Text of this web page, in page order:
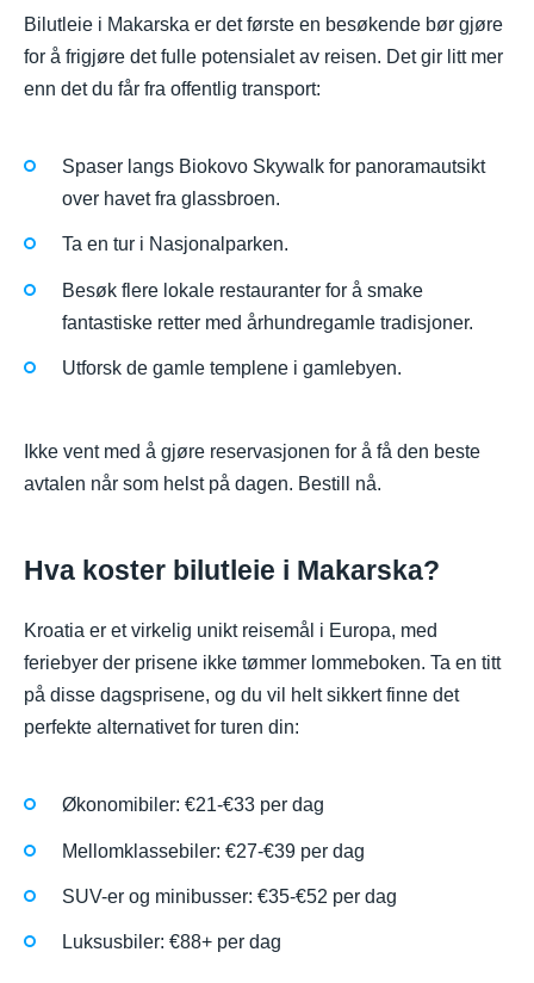
Bilutleie i Makarska er det første en besøkende bør gjøre
for å frigjøre det fulle potensialet av reisen. Det gir litt mer
enn det du får fra offentlig transport:
Spaser langs Biokovo Skywalk for panoramautsikt
over havet fra glassbroen.
Ta en tur i Nasjonalparken.
Besøk flere lokale restauranter for å smake
fantastiske retter med århundregamle tradisjoner.
Utforsk de gamle templene i gamlebyen.
Ikke vent med å gjøre reservasjonen for å få den beste
avtalen når som helst på dagen. Bestill nå.
Hva koster bilutleie i Makarska?
Kroatia er et virkelig unikt reisemål i Europa, med
feriebyer der prisene ikke tømmer lommeboken. Ta en titt
på disse dagsprisene, og du vil helt sikkert finne det
perfekte alternativet for turen din:
Økonomibiler: €21-€33 per dag
Mellomklassebiler: €27-€39 per dag
SUV-er og minibusser: €35-€52 per dag
Luksusbiler: €88+ per dag